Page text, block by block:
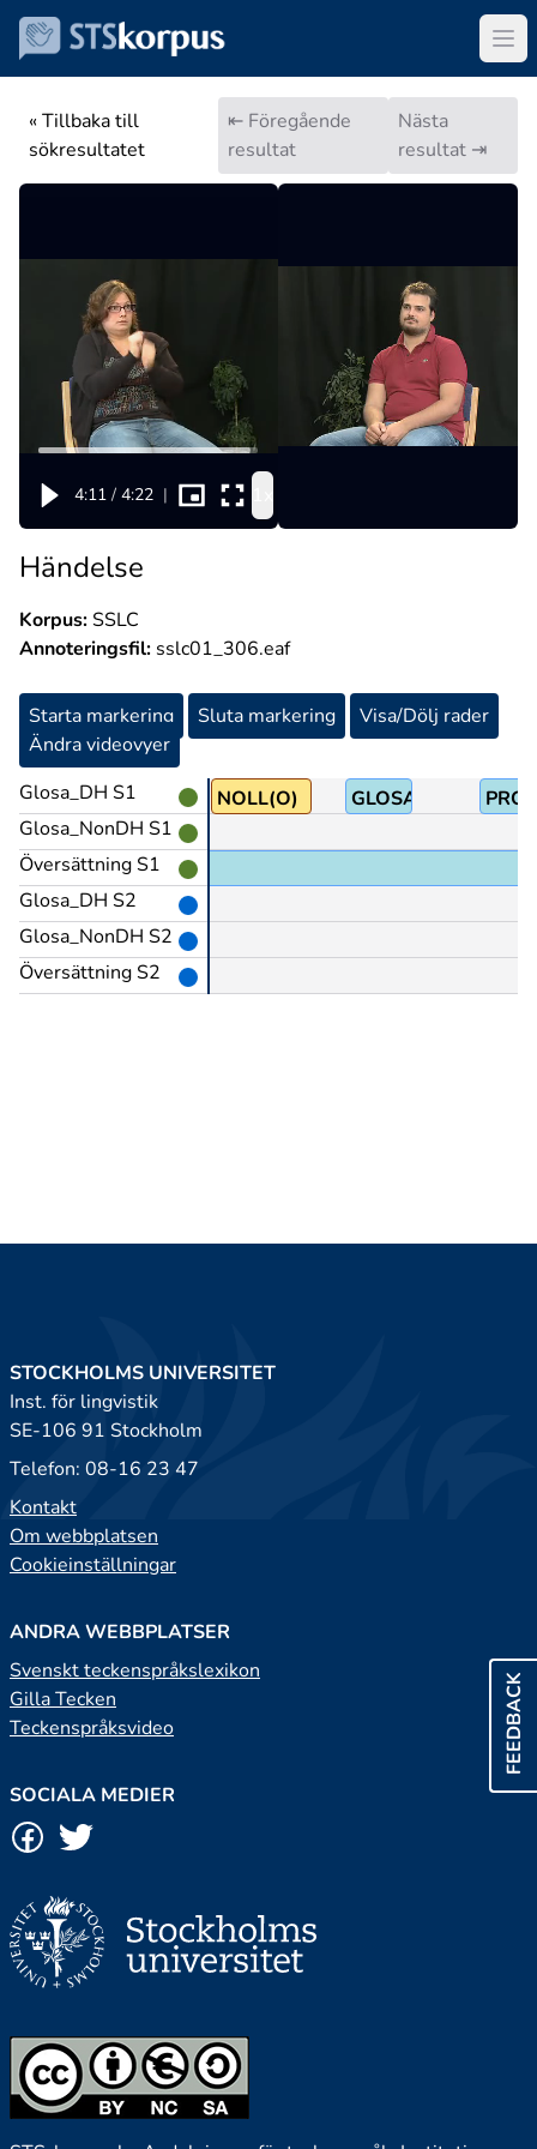
« Tillbaka till
sökresultatet
⇤ Föregående
resultat
Nästa
resultat ⇥
4:11 / 4:22 |
Händelse
Korpus:SSLC
Annoteringsfil: sslc01_306.eaf
Starta markering Sluta markering
Visa/Dölj rader
Ändra videovyer
Glosa_DH S1
Glosa_NonDH S1
Översättning S1
Glosa_DH S2
Glosa_NonDH S2
Översättning S2
NOLL(O) GLOSA:(NU@b)PRO1
FEEDBACK
STOCKHOLMS UNIVERSITET
Inst. för lingvistik
SE-106 91 Stockholm
Telefon: 08-16 23 47
Kontakt
Om webbplatsen
Cookieinställningar
ANDRA WEBBPLATSER
Svenskt teckenspråkslexikon
Gilla Tecken
Teckenspråksvideo
SOCIALA MEDIER